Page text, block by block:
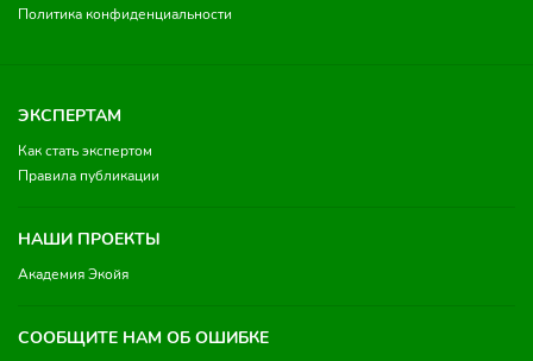
Политика конфиденциальности
ЭКСПЕРТАМ
Как стать экспертом
Правила публикации
НАШИ ПРОЕКТЫ
Академия Экойя
СООБЩИТЕ НАМ ОБ ОШИБКЕ